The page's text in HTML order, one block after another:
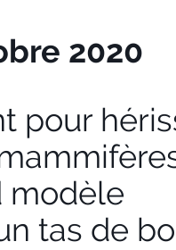
2020
pour
modèle
tas de